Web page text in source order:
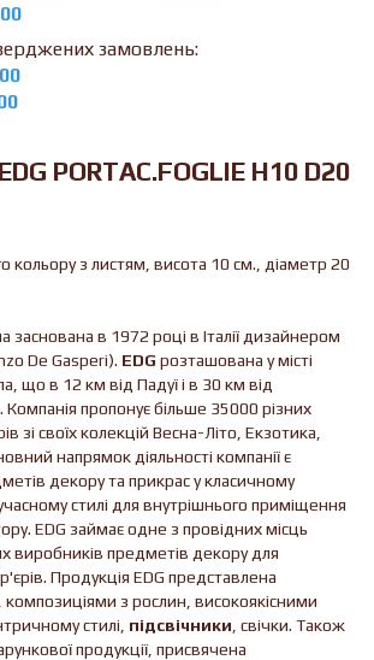
замовлень:
PORTAC.FOGLIE H10 D20
кольору з листям, висота 10 см., діаметр 20
заснована в 1972 році в Італії дизайнером
De Gasperi). EDG розташована у місті
що в 12 км від Падуї і в 30 км від
Компанія пропонує більше 35000 різних
зі своїх колекцій Весна-Літо, Екзотика,
напрямок діяльності компанії є
декору та прикрас у класичному
стилі для внутрішнього приміщення
EDG займає одне з провідних місць
виробників предметів декору для
Продукція EDG представлена
з рослин, високоякісними
стилі, підсвічники , свічки. Також
продукції, присвячена